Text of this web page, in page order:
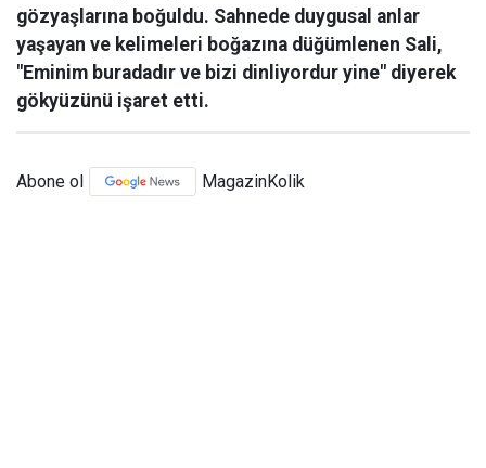
gözyaşlarına boğuldu. Sahnede duygusal anlar
yaşayan ve kelimeleri boğazına düğümlenen Sali,
"Eminim buradadır ve bizi dinliyordur yine" diyerek
gökyüzünü işaret etti.
Abone ol MagazinKolik